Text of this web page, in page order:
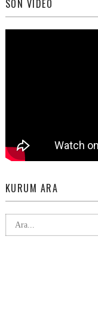
SON VIDEO
KURUM ARA